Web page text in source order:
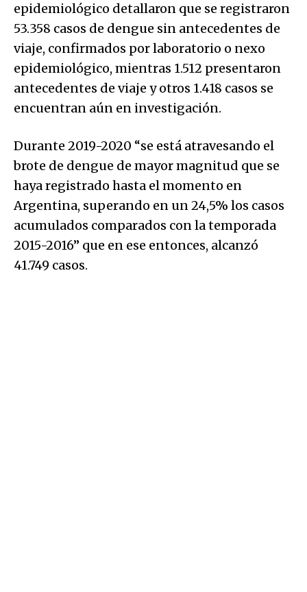
epidemiológico detallaron que se registraron
53.358 casos de dengue sin antecedentes de
viaje, confirmados por laboratorio o nexo
epidemiológico, mientras 1.512 presentaron
antecedentes de viaje y otros 1.418 casos se
encuentran aún en investigación.
Durante 2019-2020 “se está atravesando el
brote de dengue de mayor magnitud que se
haya registrado hasta el momento en
Argentina, superando en un 24,5% los casos
acumulados comparados con la temporada
2015-2016” que en ese entonces, alcanzó
41.749 casos.